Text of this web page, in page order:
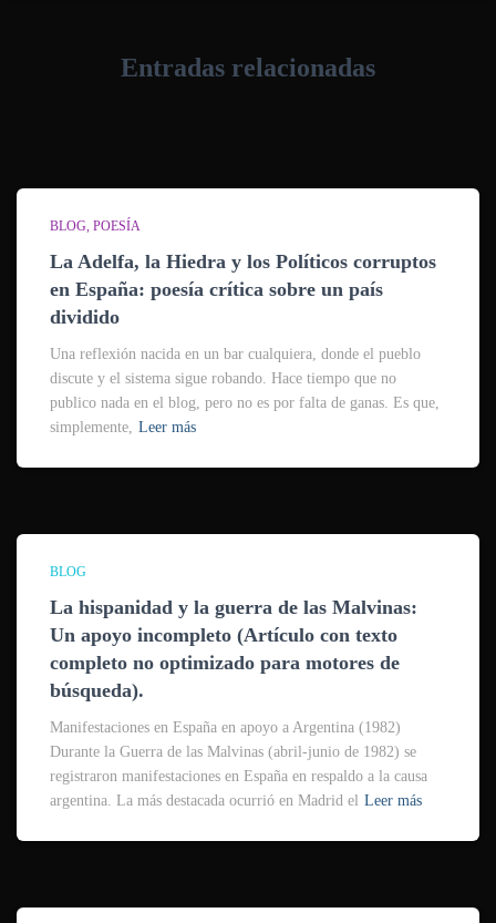
Entradas relacionadas
BLOG POESÍA
La Adelfa, la Hiedra y los Políticos corruptos
en España: poesía crítica sobre un país
dividido
Una reflexión nacida en un bar cualquiera, donde el pueblo
discute y el sistema sigue robando. Hace tiempo que no
publico nada en el blog, pero no es por falta de ganas. Es que,
simplemente, Leer más
BLOG
La hispanidad y la guerra de las Malvinas:
Un apoyo incompleto (Artículo con texto
completo no optimizado para motores de
búsqueda).
Manifestaciones en España en apoyo a Argentina (1982)
Durante la Guerra de las Malvinas (abril-junio de 1982) se
registraron manifestaciones en España en respaldo a la causa
argentina. La más destacada ocurrió en Madrid el Leer más